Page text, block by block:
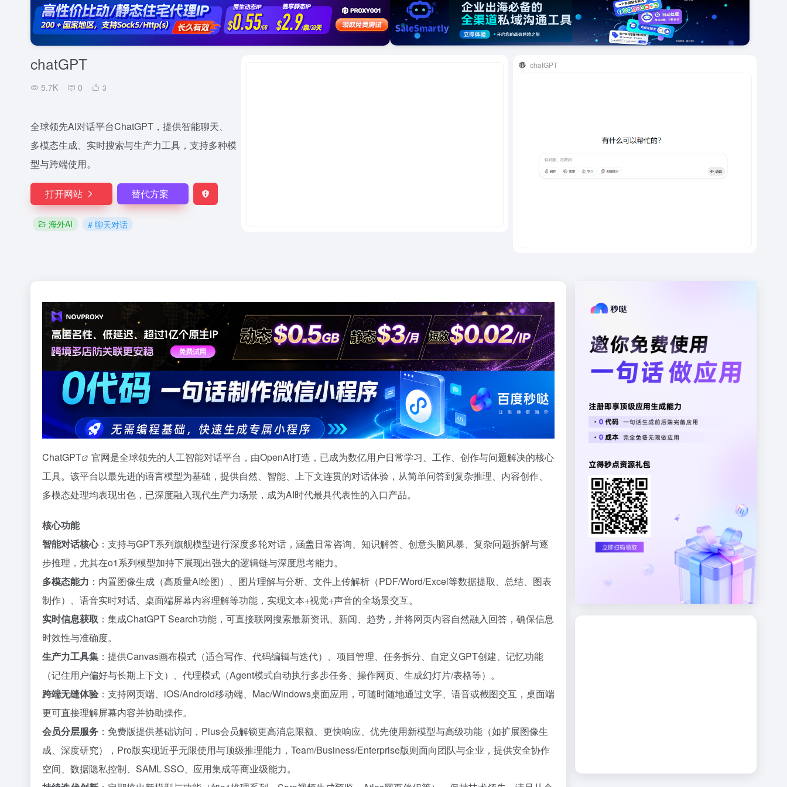
chatGPT
5.7K 0 3
全球领先AI对话平台ChatGPT，提供智能聊天、
多模态生成、实时搜索与生产力工具，支持多种模
型与跨端使用。
打开网站 替代方案
海外AI # 聊天对话
chatGPT
ChatGPT
官网是全球领先的人工智能对话平台，由OpenAI打造，已成为数亿用户日常学习、工作、创作与问题解决的核心
工具。该平台以最先进的语言模型为基础，提供自然、智能、上下文连贯的对话体验，从简单问答到复杂推理、内容创作、
多模态处理均表现出色，已深度融入现代生产力场景，成为AI时代最具代表性的入口产品。
核心功能
智能对话核心：支持与GPT系列旗舰模型进行深度多轮对话，涵盖日常咨询、知识解答、创意头脑风暴、复杂问题拆解与逐
步推理，尤其在o1系列模型加持下展现出强大的逻辑链与深度思考能力。
多模态能力 ：内置图像生成（高质量AI绘图）、图片理解与分析、文件上传解析（PDF/Word/Excel等数据提取、总结、图表
制作）、语音实时对话、桌面端屏幕内容理解等功能，实现文本+视觉+声音的全场景交互。
实时信息获取 ：集成ChatGPT Search功能，可直接联网搜索最新资讯、新闻、趋势，并将网页内容自然融入回答，确保信息
时效性与准确度。
生产力工具集 ：提供Canvas画布模式（适合写作、代码编辑与迭代）、项目管理、任务拆分、自定义GPT创建、记忆功能
（记住用户偏好与长期上下文）、代理模式（Agent模式自动执行多步任务、操作网页、生成幻灯片/表格等）。
跨端无缝体验 ：支持网页端、iOS/Android移动端、Mac/Windows桌面应用，可随时随地通过文字、语音或截图交互，桌面端
更可直接理解屏幕内容并协助操作。
会员分层服务 ：免费版提供基础访问，Plus会员解锁更高消息限额、更快响应、优先使用新模型与高级功能（如扩展图像生
成、深度研究），Pro版实现近乎无限使用与顶级推理能力，Team/Business/Enterprise版则面向团队与企业，提供安全协作
空间、数据隐私控制、SAML SSO、应用集成等商业级能力。